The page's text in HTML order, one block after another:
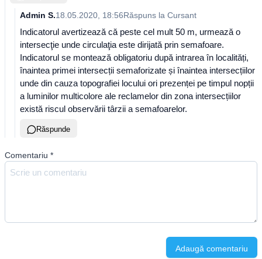
Admin S.18.05.2020, 18:56Răspuns la Cursant
Indicatorul avertizează că peste cel mult 50 m, urmează o
intersecţie unde circulaţia este dirijată prin semafoare.
Indicatorul se montează obligatoriu după intrarea în localități,
înaintea primei intersecții semaforizate și înaintea intersecțiilor
unde din cauza topografiei locului ori prezenței pe timpul nopții
a luminilor multicolore ale reclamelor din zona intersecțiilor
există riscul observării târzii a semafoarelor.
Răspunde
Comentariu *
Adaugă comentariu